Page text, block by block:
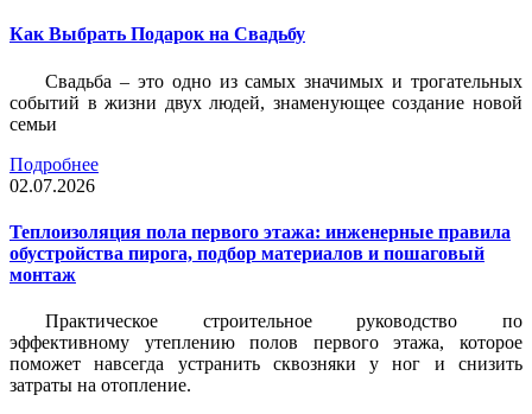
Как Выбрать Подарок на Свадьбу
Свадьба – это одно из самых значимых и трогательных
событий в жизни двух людей, знаменующее создание новой
семьи
Подробнее
02.07.2026
Теплоизоляция пола первого этажа: инженерные правила
обустройства пирога, подбор материалов и пошаговый
монтаж
Практическое строительное руководство по
эффективному утеплению полов первого этажа, которое
поможет навсегда устранить сквозняки у ног и снизить
затраты на отопление.